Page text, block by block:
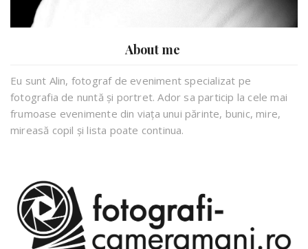
About me
Eu sunt Alin, fotograf de eveniment specializat pe
fotografia de nuntă și portret. Ador sa particip la cele mai
frumoase evenimente din viața unui părinte, bunic, mire,
mireasă copil și lista poate continua.